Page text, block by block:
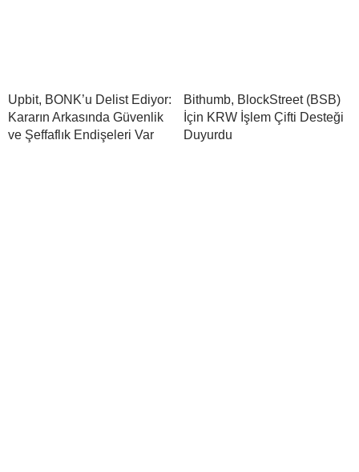
Upbit, BONK’u Delist Ediyor:
Kararın Arkasında Güvenlik
ve Şeffaflık Endişeleri Var
Bithumb, BlockStreet (BSB)
İçin KRW İşlem Çifti Desteği
Duyurdu